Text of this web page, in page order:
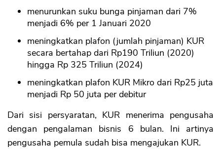
menurunkan suku bunga pinjaman dari 7%
menjadi 6% per 1 Januari 2020
meningkatkan plafon (jumlah pinjaman) KUR
secara bertahap dari Rp190 Triliun (2020)
hingga Rp 325 Triliun (2024)
meningkatkan plafon KUR Mikro dari Rp25 juta
menjadi Rp 50 juta per debitur
Dari sisi persyaratan, KUR menerima pengusaha
dengan pengalaman bisnis 6 bulan. Ini artinya
pengusaha pemula sudah bisa mengajukan KUR.